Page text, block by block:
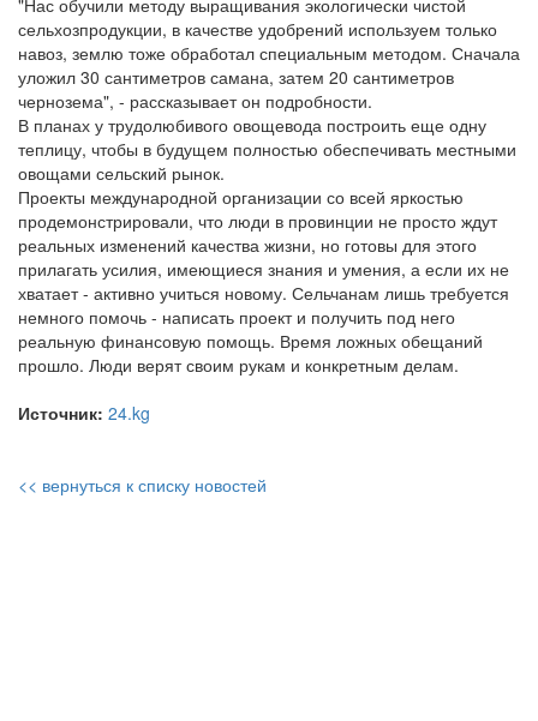
"Нас обучили методу выращивания экологически чистой
сельхозпродукции, в качестве удобрений используем только
навоз, землю тоже обработал специальным методом. Сначала
уложил 30 сантиметров самана, затем 20 сантиметров
чернозема", - рассказывает он подробности.
В планах у трудолюбивого овощевода построить еще одну
теплицу, чтобы в будущем полностью обеспечивать местными
овощами сельский рынок.
Проекты международной организации со всей яркостью
продемонстрировали, что люди в провинции не просто ждут
реальных изменений качества жизни, но готовы для этого
прилагать усилия, имеющиеся знания и умения, а если их не
хватает - активно учиться новому. Сельчанам лишь требуется
немного помочь - написать проект и получить под него
реальную финансовую помощь. Время ложных обещаний
прошло. Люди верят своим рукам и конкретным делам.
Источник: 24.kg
<< вернуться к списку новостей